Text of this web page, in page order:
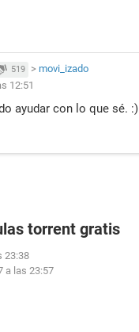
519 > movi_izado
12:51
ayudar con lo que sé. :)
torrent gratis
23:38
a las 23:57